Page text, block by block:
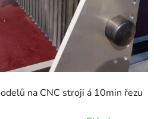
na CNC stroji á 10min řezu